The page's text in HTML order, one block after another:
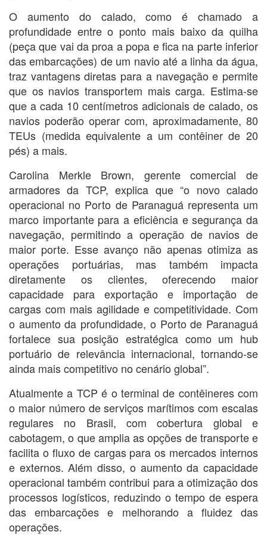
O aumento do calado, como é chamado a
profundidade entre o ponto mais baixo da quilha
(peça que vai da proa a popa e fica na parte inferior
das embarcações) de um navio até a linha da água,
traz vantagens diretas para a navegação e permite
que os navios transportem mais carga. Estima-se
que a cada 10 centímetros adicionais de calado, os
navios poderão operar com, aproximadamente, 80
TEUs (medida equivalente a um contêiner de 20
pés) a mais.
Carolina Merkle Brown, gerente comercial de
armadores da TCP, explica que “o novo calado
operacional no Porto de Paranaguá representa um
marco importante para a eficiência e segurança da
navegação, permitindo a operação de navios de
maior porte. Esse avanço não apenas otimiza as
operações portuárias, mas também impacta
diretamente os clientes, oferecendo maior
capacidade para exportação e importação de
cargas com mais agilidade e competitividade. Com
o aumento da profundidade, o Porto de Paranaguá
fortalece sua posição estratégica como um hub
portuário de relevância internacional, tornando-se
ainda mais competitivo no cenário global”.
Atualmente a TCP é o terminal de contêineres com
o maior número de serviços marítimos com escalas
regulares no Brasil, com cobertura global e
cabotagem, o que amplia as opções de transporte e
facilita o fluxo de cargas para os mercados internos
e externos. Além disso, o aumento da capacidade
operacional também contribui para a otimização dos
processos logísticos, reduzindo o tempo de espera
das embarcações e melhorando a fluidez das
operações.